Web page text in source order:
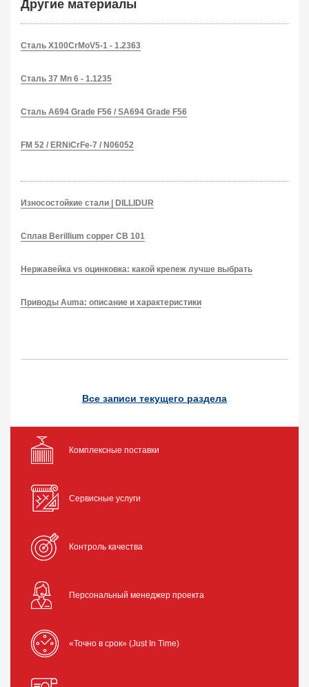
Другие материалы
Сталь X100CrMoV5-1 - 1.2363
Сталь 37 Mn 6 - 1.1235
Сталь A694 Grade F56 / SA694 Grade F56
FM 52 / ERNiCrFe-7 / N06052
Износостойкие стали | DILLIDUR
Сплав Berillium copper CB 101
Нержавейка vs оцинковка: какой крепеж лучше выбрать
Приводы Auma: описание и характеристики
Все записи текущего раздела
Комплексные поставки
Сервисные услуги
Контроль качества
Персональный менеджер проекта
«Точно в срок» (Just In Time)